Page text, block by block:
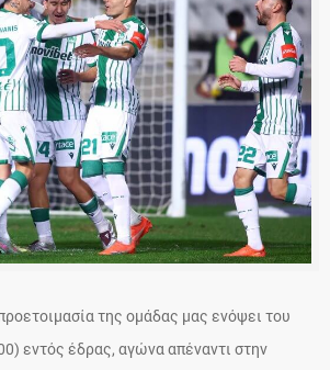
της ομάδας μας ενόψει του
εντός έδρας, αγώνα απέναντι στην